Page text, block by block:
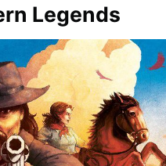
Legends